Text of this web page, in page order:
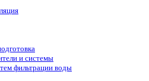
и системы
фильтрации воды